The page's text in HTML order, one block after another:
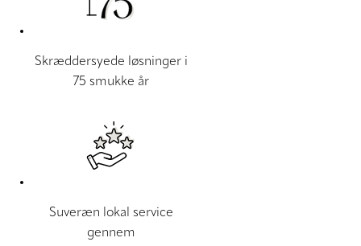
Skræddersyede løsninger i
75 smukke år
Suveræn lokal service
gennem